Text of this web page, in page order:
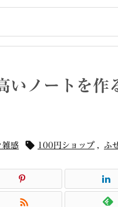
いノートを作
雑感  100円ショップ , ふ
